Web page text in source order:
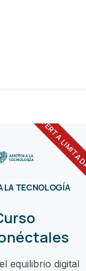
OFERTA
LA TECNOLOGÍA
equilibrio digital